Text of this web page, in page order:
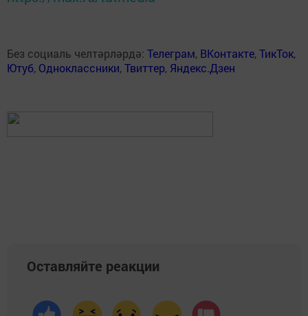
Без социаль челтәрләрдә: Телеграм, ВКонтакте,ТикТок,
Ютуб, Одноклассники,Твиттер, Яндекс.Дзен
Оставляйте реакции